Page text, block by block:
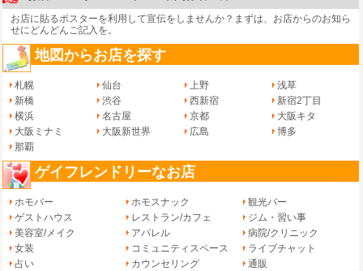
お店に貼るポスターを利用して宣伝をしませんか？まずは、 お店からのお知ら
せにどんどんご記入を。
地図からお店を探す
札幌 仙台 上野
浅草
新橋
渋谷 西新宿
新宿2丁目
横浜
名古屋 京都
大阪キタ
大阪ミナミ
大阪新世界 広島
博多
那覇
ゲイフレンドリーなお店
ホモバー ホモスナック
観光バー
ゲストハウス
レストラン/カフェ
ジム・習い事
美容室/メイク
アパレル
病院/クリニック
女装
コミュニティスペース
ライブチャット
占い
カウンセリング
通販